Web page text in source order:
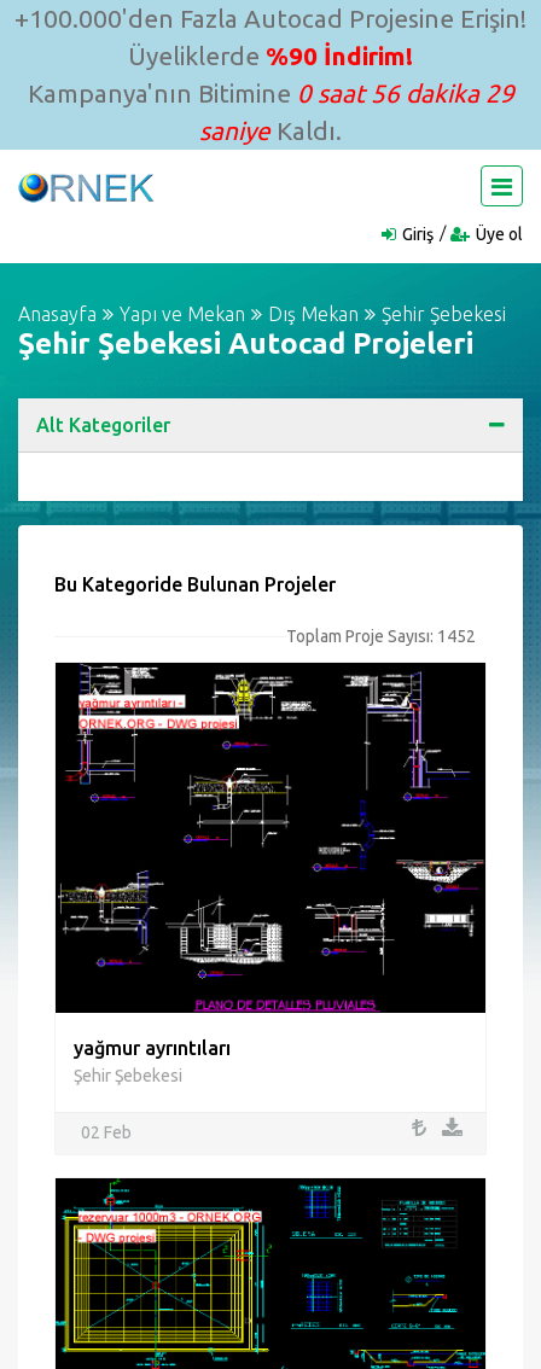
+100.000'den Fazla Autocad Projesine Erişin!
Üyeliklerde %90 İndirim!
Kampanya'nın Bitimine 0 saat 56 dakika 28
saniyeKaldı.
Giriş Üye ol
Anasayfa Yapı ve Mekan Dış Mekan Şehir Şebekesi
Şehir Şebekesi Autocad Projeleri
Alt Kategoriler
Bu Kategoride Bulunan Projeler
Toplam Proje Sayısı: 1452
yağmur ayrıntıları
Şehir Şebekesi
02 Feb